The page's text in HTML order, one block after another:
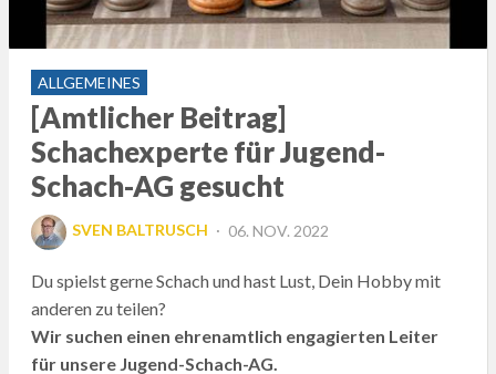
ALLGEMEINES
[Amtlicher Beitrag]
Schachexperte für Jugend-
Schach-AG gesucht
SVEN BALTRUSCH
POSTED
06. NOV. 2022
Du spielst gerne Schach und hast Lust, Dein Hobby mit
anderen zu teilen?
Wir suchen einen ehrenamtlich engagierten Leiter
für unsere Jugend-Schach-AG.